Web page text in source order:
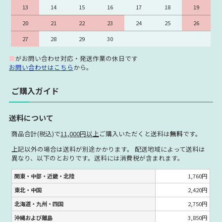
13
14 15 16 17 18
19
20
21 22 23 24 25
26
27
28 29 30
■がお問い合わせ対応・発送作業の休日です
お問い合わせはこちらから。
ご購入ガイド
送料について
商品合計(税込)で11,000円以上ご購入いただくと送料は無料です。
上記以外の場合は送料が別途かかります。 配送地域によって送料は
異なり、以下のとおりです。送料には消費税が含まれます。
関東・中部・近畿・北陸
1,760円
東北・中国
2,420円
北海道・九州・四国
2,750円
沖縄および離島
3,850円